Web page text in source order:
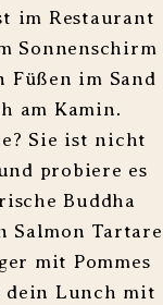
im Restaurant
Sonnenschirm
Füßen im Sand
am Kamin.
Sie ist nicht
probiere es
Buddha
Salmon Tartare
mit Pommes
dein Lunch mit